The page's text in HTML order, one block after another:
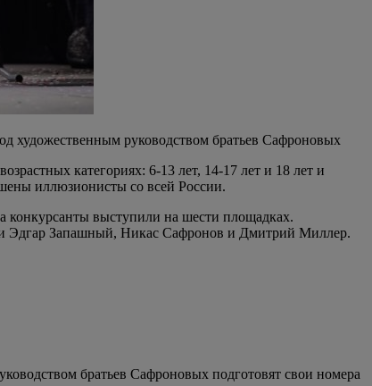
художественным руководством братьев Сафроновых
категориях: 6-13 лет, 14-17 лет и 18 лет и
иллюзионисты со всей России.
конкурсанты выступили на шести площадках.
Эдгар Запашный, Никас Сафронов и Дмитрий Миллер.
братьев Сафроновых подготовят свои номера